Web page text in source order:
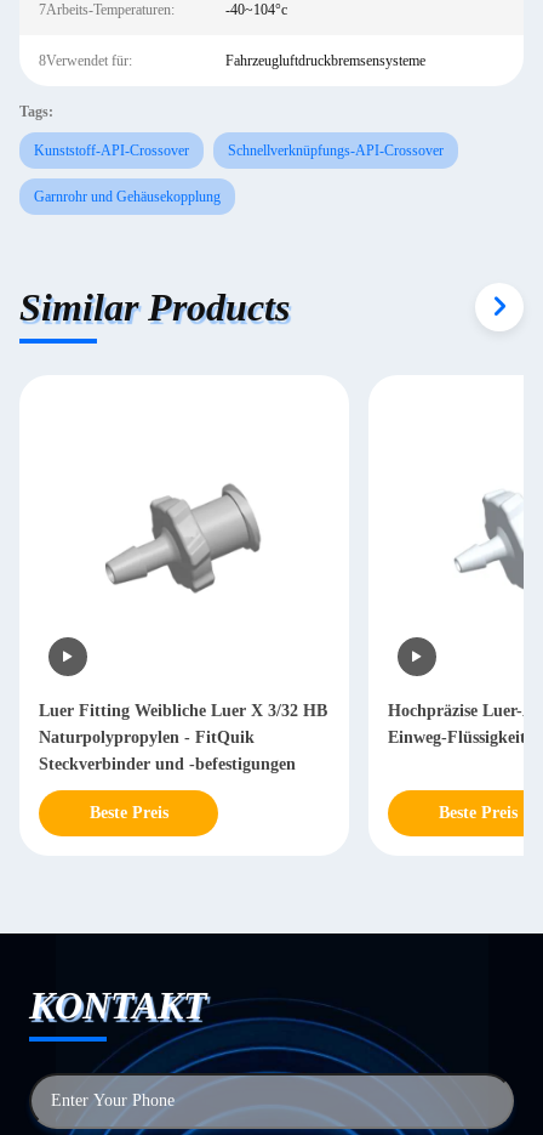
7Arbeits-Temperaturen: -40~104°c
8Verwendet für: Fahrzeugluftdruckbremsensysteme
Tags:
Kunststoff-API-Crossover Schnellverknüpfungs-API-Crossover
Garnrohr und Gehäusekopplung
Similar Products
Luer Fitting Weibliche Luer X 3/32 HB
Naturpolypropylen - FitQuik
Steckverbinder und -befestigungen
Beste Preis
Hochpräzise Luer-
Einweg-
Beste Preis
KONTAKT